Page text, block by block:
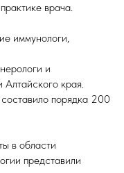
врача.
иммунологи,
и
Алтайского края.
порядка 200
в области
представили